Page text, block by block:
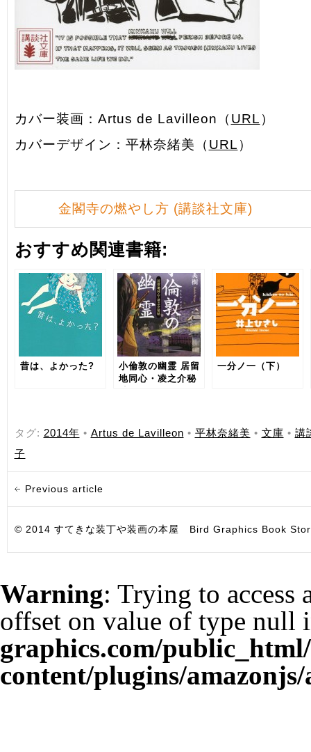
カバー装画：Artus de Lavilleon（ URL ）
カバーデザイン：平林奈緒美（ URL ）
金閣寺の燃やし方 (講談社文庫)
おすすめ関連書籍:
昔は、よかった?
小倫敦の幽霊 居留
地同心・凌之介秘
一分ノ一（下）
タグ: 2014年 • Artus de Lavilleon • 平林奈緒美 • 文庫 • 講
子
Previous article
© 2014 すてきな装丁や装画の本屋 Bird Graphics Book
Warning: Trying to access
offset on value of type null
graphics.com/
content/plugins/